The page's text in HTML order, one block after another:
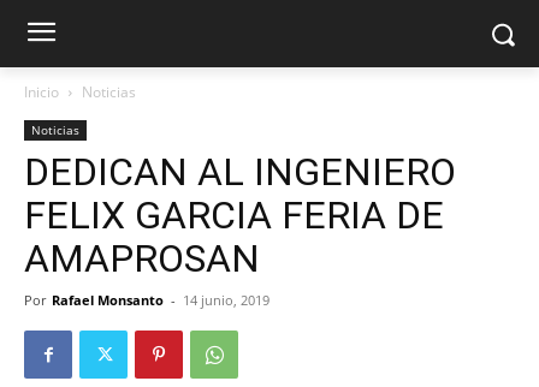
Inicio Noticias
Noticias
DEDICAN AL INGENIERO
FELIX GARCIA FERIA DE
AMAPROSAN
Por Rafael Monsanto - 14 junio, 2019